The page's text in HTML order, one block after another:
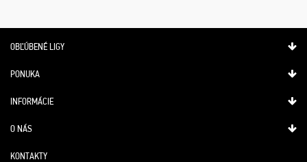
OBĽÚBENÉ LIGY
PONUKA
INFORMÁCIE
O NÁS
KONTAKTY